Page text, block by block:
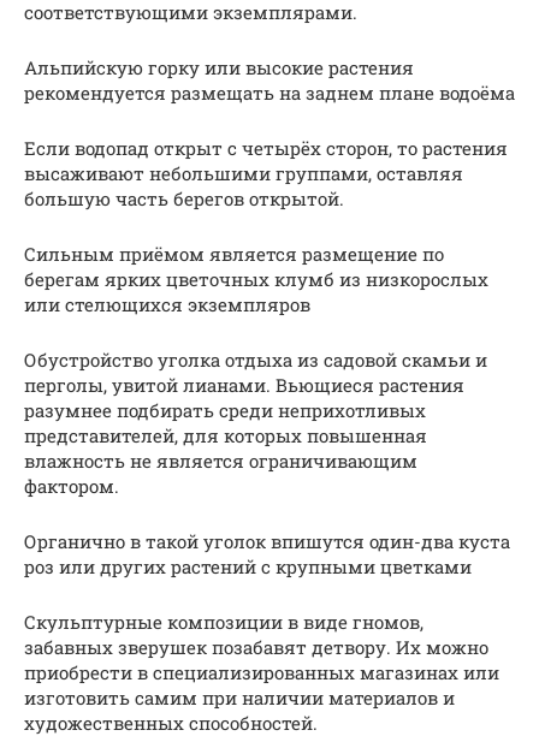
соответствующими экземплярами.
Альпийскую горку или высокие растения
рекомендуется размещать на заднем плане водоёма
Если водопад открыт с четырёх сторон, то растения
высаживают небольшими группами, оставляя
большую часть берегов открытой.
Сильным приёмом является размещение по
берегам ярких цветочных клумб из низкорослых
или стелющихся экземпляров
Обустройство уголка отдыха из садовой скамьи и
перголы, увитой лианами. Вьющиеся растения
разумнее подбирать среди неприхотливых
представителей, для которых повышенная
влажность не является ограничивающим
фактором.
Органично в такой уголок впишутся один-два куста
роз или других растений с крупными цветками
Скульптурные композиции в виде гномов,
забавных зверушек позабавят детвору. Их можно
приобрести в специализированных магазинах или
изготовить самим при наличии материалов и
художественных способностей.